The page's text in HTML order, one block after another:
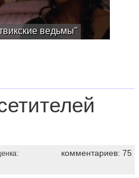
ведьмы"
комментариев: 75